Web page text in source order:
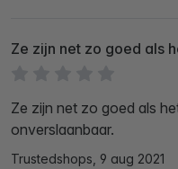
Ze zijn net zo goed als
Ze zijn net zo goed als
onverslaanbaar.
Trustedshops, 9 aug 2021